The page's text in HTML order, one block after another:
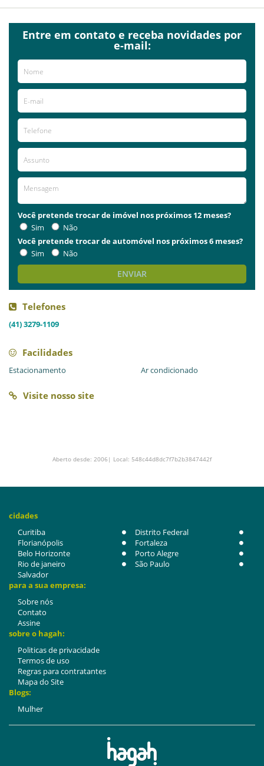
Entre em contato e receba novidades por
e-mail:
Você pretende trocar de imóvel nos próximos 12 meses?
Sim
Não
Você pretende trocar de automóvel nos próximos 6 meses?
Sim
Não
ENVIAR
Telefones
(41) 3279-1109
Facilidades
Estacionamento Ar condicionado
Visite nosso site
Aberto desde: 2006| Local: 548c44d8dc7f7b2b3847442f
cidades
Curitiba
Distrito Federal
Florianópolis
Fortaleza
Belo Horizonte
Porto Alegre
Rio de janeiro
São Paulo
Salvador
para a sua empresa:
Sobre nós
Contato
Assine
sobre o hagah:
Politicas de privacidade
Termos de uso
Regras para contratantes
Mapa do Site
Blogs:
Mulher